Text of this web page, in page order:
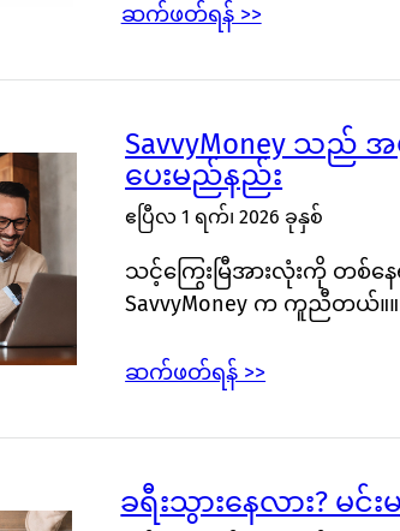
ဆက်ဖတ်ရန် >>
SavvyMoney သည်
ပေးမည်နည်း
ဧပြီလ 1 ရက်၊ 2026 ခုနှစ်
သင့်ကြွေးမြီအားလုံးကို တစ်
SavvyMoney က ကူညီတယ်။။
ဆက်ဖတ်ရန် >>
ခရီးသွားနေလား?